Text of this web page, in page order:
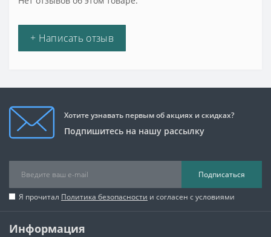
+ Написать отзыв
Хотите узнавать первым об акциях и скидках?
Подпишитесь на нашу рассылку
Подписаться
Я прочитал Политика безопасности и согласен с условиями
Информация